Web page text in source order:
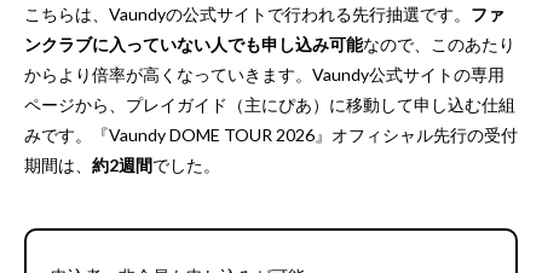
こちらは、Vaundyの公式サイトで行われる先行抽選です。 ファ
ンクラブに入っていない人でも申し込み可能なので、このあたり
からより倍率が高くなっていきます。Vaundy公式サイトの専用
ページから、プレイガイド（主にぴあ）に移動して申し込む仕組
みです。『Vaundy DOME TOUR 2026』オフィシャル先行の受付
期間は、 約2週間でした。